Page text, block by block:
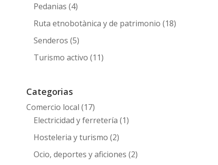
Pedanias (4)
Ruta etnobotànica y de patrimonio (18)
Senderos (5)
Turismo activo (11)
Categorias
Comercio local (17)
Electricidad y ferretería (1)
Hosteleria y turismo (2)
Ocio, deportes y aficiones (2)